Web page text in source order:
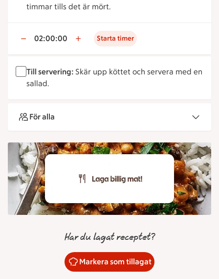
timmar tills det är mört.
02:00:00 Starta timer
Till servering: Skär upp köttet och servera med en
sallad.
För alla
Har du lagat receptet?
Markera som tillagat